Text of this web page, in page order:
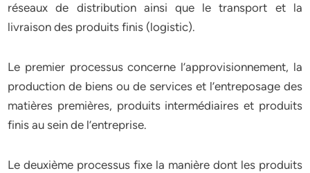
réseaux de distribution ainsi que le transport et la
livraison des produits finis (logistic).
Le premier processus concerne l’approvisionnement, la
production de biens ou de services et l’entreposage des
matières premières, produits intermédiaires et produits
finis au sein de l’entreprise.
Le deuxième processus fixe la manière dont les produits